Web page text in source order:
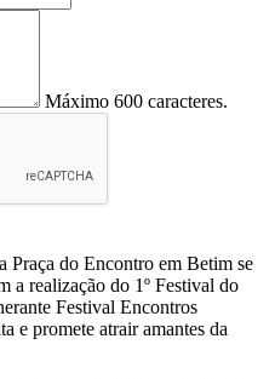
Máximo 600 caracteres.
Praça do Encontro em Betim se
a realização do 1º Festival do
Festival Encontros
e promete atrair amantes da